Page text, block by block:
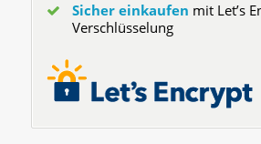
Sicher einkaufen mit Let’s
Verschlüsselung